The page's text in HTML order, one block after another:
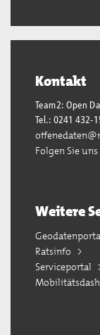
Kontakt
Team2: Open
Tel.: 0241 432-
Folgen Sie
Weitere
Ratsinfo
Serviceportal